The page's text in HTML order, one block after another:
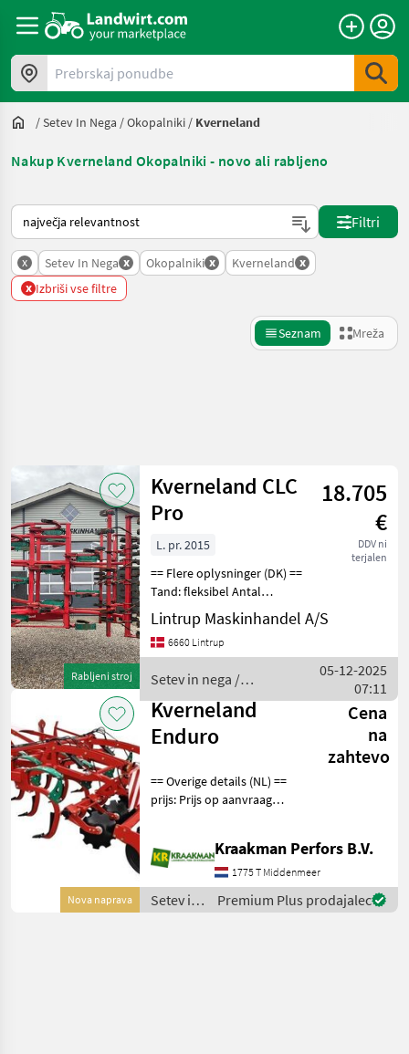
Prebrskaj ponudbe
/Setev In Nega /Okopalniki / Kverneland
Nakup Kverneland Okopalniki - novo ali rabljeno
Tako je razvrščeno na Landwirt.com
Filtri
x Setev In Nega x Okopalniki x Kverneland x
x Izbriši vse filtre
Seznam Mreža
Kategorija 4 Država Filtri
TRENUTNA
POT
Kmetijska
tehnika
Setev
In
Nega
Okopalniki
IZBERITE
KATEGORIJO
Kverneland
Einböck
Ponastavi
Prikaži 2
rezultatov
Rabljeni stroj
Kverneland CLC
Pro
18.705
€
DDV ni
terjalen
L. pr. 2015
== Flere oplysninger (DK) ==
Tand: fleksibel Antal
tænder: 17 Antal
tandrækker: 3 Er til salg: Til
salg nu Stand: Velholdt
Kverneland CLC Pr
Lintrup Maskinhandel A/S
6660 Lintrup
Setev in nega /
Kverneland
05-12-2025
07:11
Nova naprava
Kverneland
Enduro
Cena
na
zahtevo
== Overige details (NL) ==
prijs: Prijs op aanvraag
beveiliging Knock-On
beitels 150 mm
Komschrijven Kooirol 550
mm V
Kraakman Perfors B.V.
1775 T Middenmeer
Setev in
nega /
Premium Plus prodajalec